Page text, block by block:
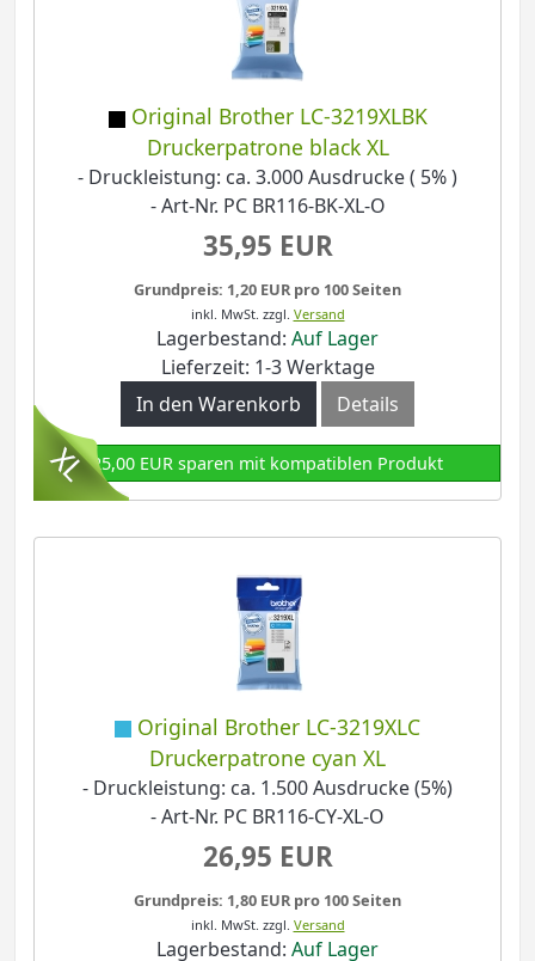
Original Brother LC-3219XLBK
Druckerpatrone black XL
- Druckleistung: ca. 3.000 Ausdrucke ( 5% )
- Art-Nr. PC BR116-BK-XL-O
35,95 EUR
Grundpreis: 1,20 EUR pro 100 Seiten
inkl. MwSt. zzgl. Versand
Lagerbestand: Auf Lager
Lieferzeit: 1-3 Werktage
In den Warenkorb
Details
25,00 EUR sparen mit kompatiblen Produkt
Original Brother LC-3219XLC
Druckerpatrone cyan XL
- Druckleistung: ca. 1.500 Ausdrucke (5%)
- Art-Nr. PC BR116-CY-XL-O
26,95 EUR
Grundpreis: 1,80 EUR pro 100 Seiten
inkl. MwSt. zzgl. Versand
Lagerbestand: Auf Lager